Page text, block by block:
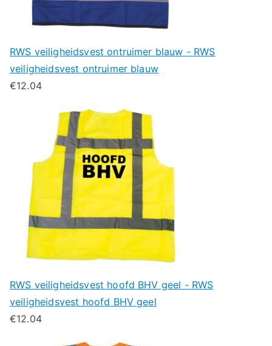
RWS veiligheidsvest ontruimer blauw - RWS
veiligheidsvest ontruimer blauw
€12.04
RWS veiligheidsvest hoofd BHV geel - RWS
veiligheidsvest hoofd BHV geel
€12.04